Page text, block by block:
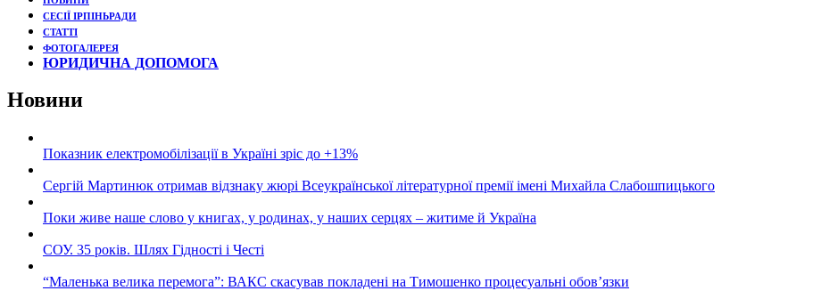
СЕСІЇ ІРПІНЬРАДИ
СТАТТІ
ФОТОГАЛЕРЕЯ
ЮРИДИЧНА ДОПОМОГА
Новини
Показник електромобілізації в Україні зріс до +13%
Сергій Мартинюк отримав відзнаку жюрі Всеукраїнської літературної премії імені Михайла Слабошпицького
Поки живе наше слово у книгах, у родинах, у наших серцях – житиме й Україна
СОУ. 35 років. Шлях Гідності і Честі
“Маленька велика перемога”: ВАКС скасував покладені на Тимошенко процесуальні обов’язки